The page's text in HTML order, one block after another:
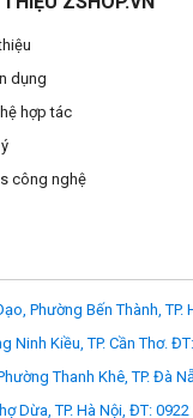
lo lắng
dàng lấy và sắp xếp
dụng
hợp tác
công nghệ
Phường Bến Thành, TP.
Ninh Kiều, TP. Cần Thơ.
Thanh Khê, TP. Đà
Dừa, TP. Hà Nội, ĐT: